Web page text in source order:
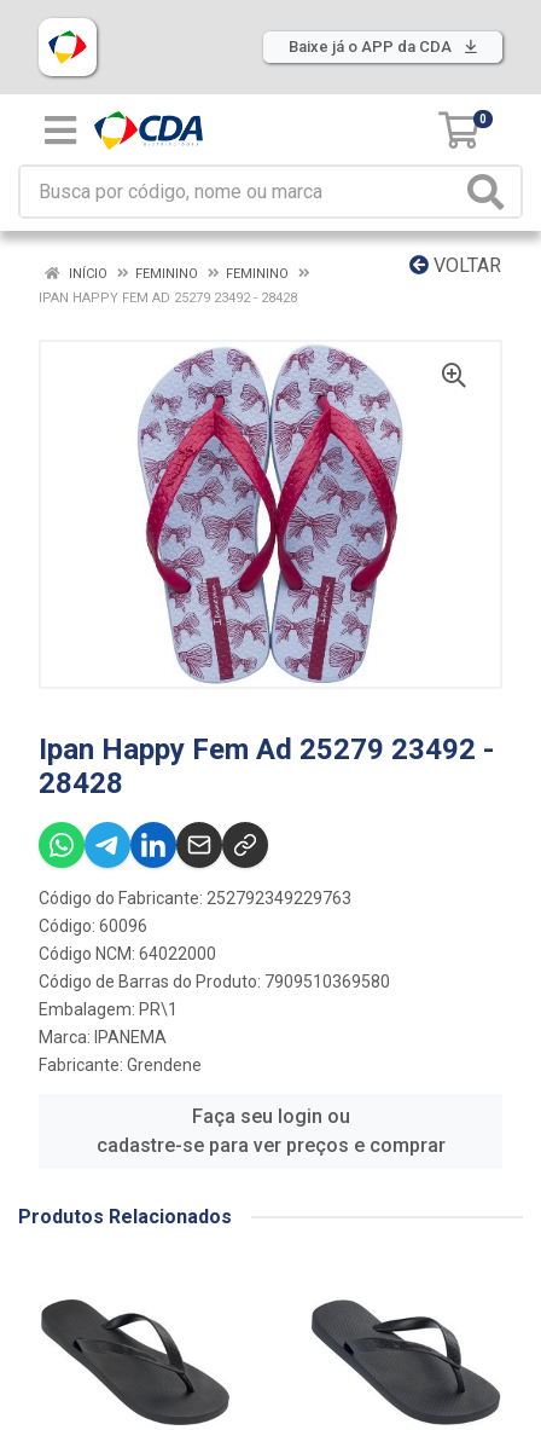
Baixe já o APP da CDA
0
VOLTAR
INÍCIO FEMININO
FEMININO
IPAN HAPPY FEM AD 25279 23492 - 28428
Ipan Happy Fem Ad 25279 23492 -
28428
Código do Fabricante: 252792349229763
Código: 60096
Código NCM: 64022000
Código de Barras do Produto: 7909510369580
Embalagem: PR\1
Marca: IPANEMA
Fabricante: Grendene
Faça seu login ou
cadastre-se para ver preços e comprar
Produtos Relacionados